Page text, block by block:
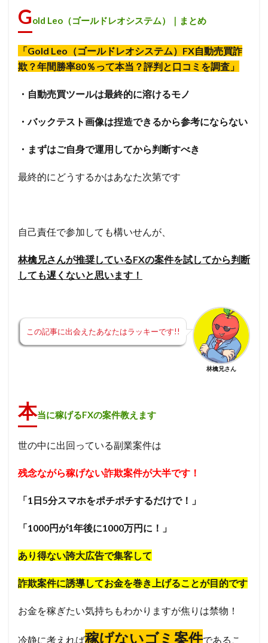
Gold Leo（ゴールドレオシステム）｜まとめ
「Gold Leo（ゴールドレオシステム）FX自動売買詐
欺？年間勝率80％って本当？評判と口コミを調査」
・自動売買ツールは最終的に溶けるモノ
・バックテスト画像は捏造できるから参考にならない
・まずはご自身で運用してから判断すべき
最終的にどうするかはあなた次第です
自己責任で参加しても構いせんが、
林檎兄さんが推奨しているFXの案件を試してから判断
しても遅くないと思います！
この記事に出会えたあなたはラッキーです!!
林檎兄さん
本当に稼げるFXの案件教えます
世の中に出回っている副業案件は
残念ながら稼げない詐欺案件が大半です！
「1日5分スマホをポチポチするだけで！」
「1000円が1年後に1000万円に！」
あり得ない誇大広告で集客して
詐欺案件に誘導してお金を巻き上げることが目的です
お金を稼ぎたい気持ちもわかりますが焦りは禁物！
冷静に考えれば稼げないゴミ案件であるこ